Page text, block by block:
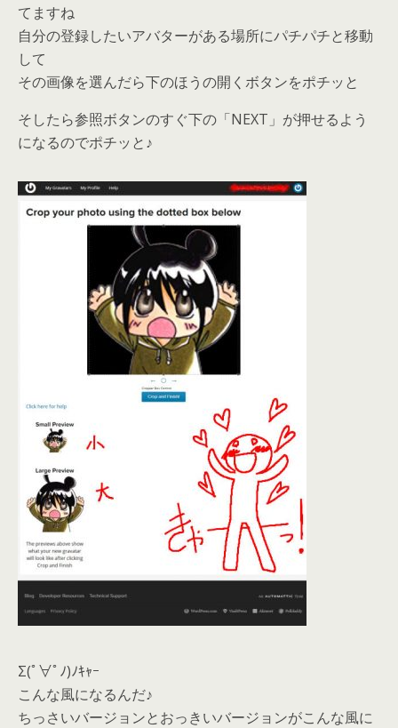
てますね
自分の登録したいアバターがある場所にパチパチと移動
して
その画像を選んだら下のほうの開くボタンをポチッと
そしたら参照ボタンのすぐ下の「NEXT」が押せるよう
になるのでポチッと♪
Σ(ﾟ∀ﾟﾉ)ﾉｷｬｰ
こんな風になるんだ♪
ちっさいバージョンとおっきいバージョンがこんな風に